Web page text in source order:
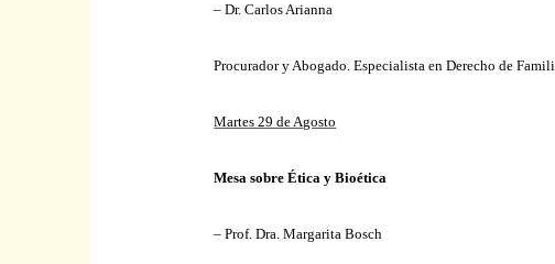
– Dr. Carlos Arianna
Procurador y Abogado. Especialista en Derecho de
Martes 29 de Agosto
Mesa sobre Ética y Bioética
– Prof. Dra. Margarita Bosch